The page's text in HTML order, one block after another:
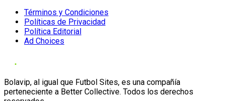
Términos y Condiciones
Políticas de Privacidad
Política Editorial
Ad Choices
Bolavip, al igual que Futbol Sites, es una compañía
perteneciente a Better Collective. Todos los derechos